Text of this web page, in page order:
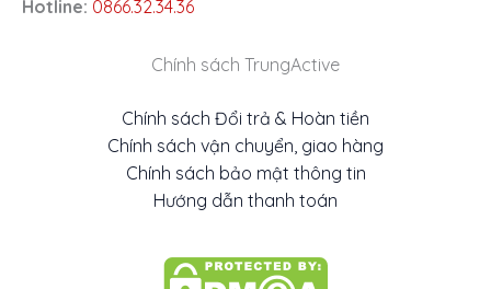
Hotline: 0866.32.34.36
Chính sách TrungActive
Chính sách Đổi trả & Hoàn tiền
Chính sách vận chuyển, giao hàng
Chính sách bảo mật thông tin
Hướng dẫn thanh toán